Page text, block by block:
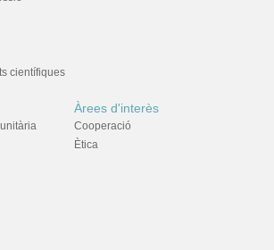
científiques
Àrees d'interès
Cooperació
Ètica